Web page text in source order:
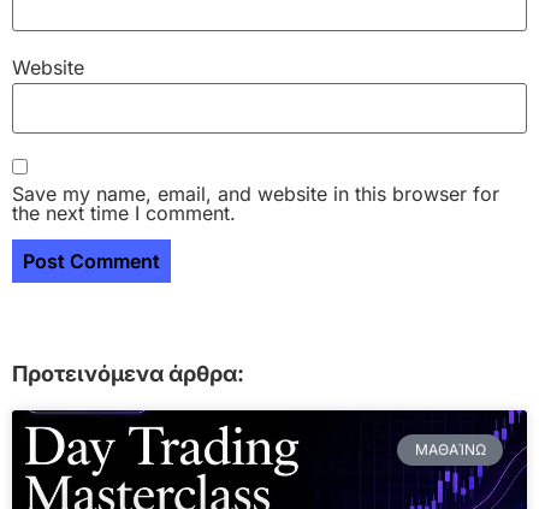
Website
Save my name, email, and website in this browser for
the next time I comment.
Προτεινόμενα άρθρα:
ΜΑΘΑΊΝΩ